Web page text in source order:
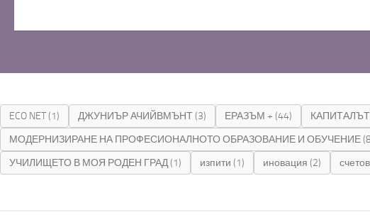
ECO NET(1) ДЖУНИЪР АЧИЙВМЪНТ(3) ЕРАЗЪМ + (44)
МОДЕРНИЗИРАНЕ НА ПРОФЕСИОНАЛНОТО ОБРАЗОВАНИЕ И ОБУЧЕНИЕ
УЧИЛИЩЕТО В МОЯ РОДЕН ГРАД(1) изпити (1) иновация (2)